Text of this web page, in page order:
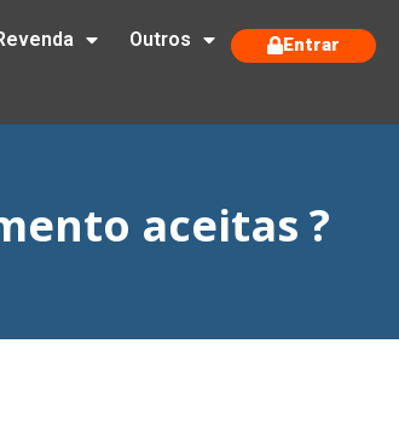
Outros Entrar
aceitas ?